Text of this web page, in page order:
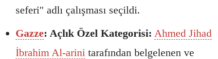
seferi" adlı çalışması seçildi.
Gazze: Açlık Özel Kategorisi: Ahmed Jihad
İbrahim Al-arini tarafından belgelenen ve